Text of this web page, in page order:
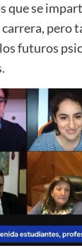
que se
pero
futuros